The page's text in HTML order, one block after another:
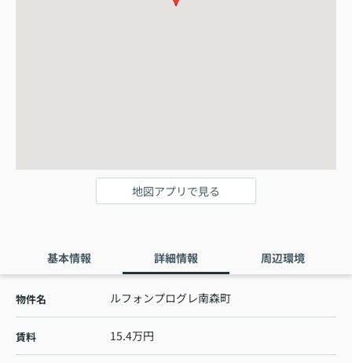
地図アプリで見る
基本情報 詳細情報 周辺環境
物件名 ルフォンプログレ南森町
賃料 15.4万円